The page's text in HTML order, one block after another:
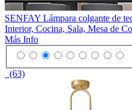
SENFAY Lámpara colgante de
Interior, Cocina, Sala, Mesa de
Más Info
(63)